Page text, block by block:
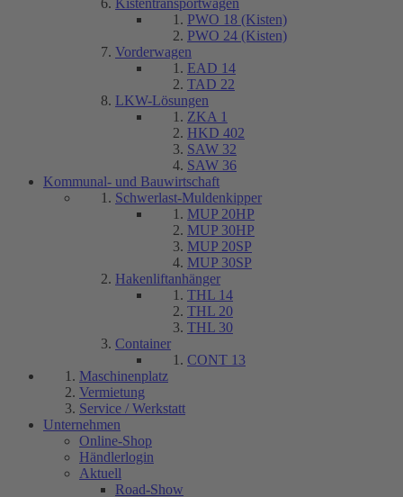
Kistentransportwagen
PWO 18 (Kisten)
PWO 24 (Kisten)
Vorderwagen
EAD 14
TAD 22
LKW-Lösungen
ZKA 1
HKD 402
SAW 32
SAW 36
Kommunal- und Bauwirtschaft
Schwerlast-Muldenkipper
MUP 20HP
MUP 30HP
MUP 20SP
MUP 30SP
Hakenliftanhänger
THL 14
THL 20
THL 30
Container
CONT 13
Maschinenplatz
Vermietung
Service / Werkstatt
Unternehmen
Online-Shop
Händlerlogin
Aktuell
Road-Show